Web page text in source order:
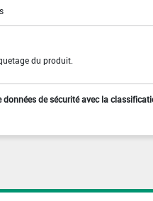
du produit.
de sécurité avec la